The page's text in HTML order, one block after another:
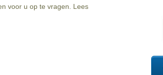
voor u op te vragen. Lees